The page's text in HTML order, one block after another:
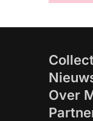
Over